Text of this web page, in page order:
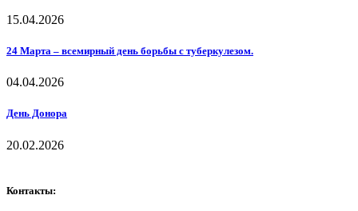
15.04.2026
24 Марта – всемирный день борьбы с туберкулезом.
04.04.2026
День Донора
20.02.2026
Контакты: